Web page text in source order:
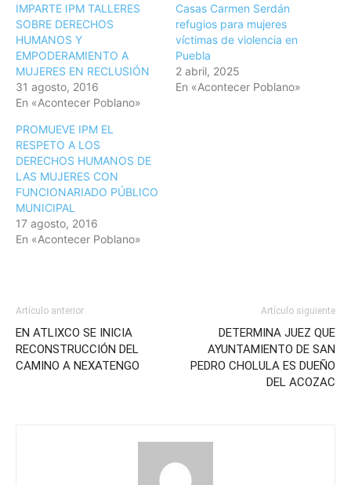
IMPARTE IPM TALLERES
SOBRE DERECHOS
HUMANOS Y
EMPODERAMIENTO A
MUJERES EN RECLUSIÓN
31 agosto, 2016
En «Acontecer Poblano»
Casas Carmen Serdán
refugios para mujeres
víctimas de violencia en
Puebla
2 abril, 2025
En «Acontecer Poblano»
PROMUEVE IPM EL
RESPETO A LOS
DERECHOS HUMANOS DE
LAS MUJERES CON
FUNCIONARIADO PÚBLICO
MUNICIPAL
17 agosto, 2016
En «Acontecer Poblano»
Artículo anterior
EN ATLIXCO SE INICIA
RECONSTRUCCIÓN DEL
CAMINO A NEXATENGO
Artículo siguiente
DETERMINA JUEZ QUE
AYUNTAMIENTO DE SAN
PEDRO CHOLULA ES DUEÑO
DEL ACOZAC